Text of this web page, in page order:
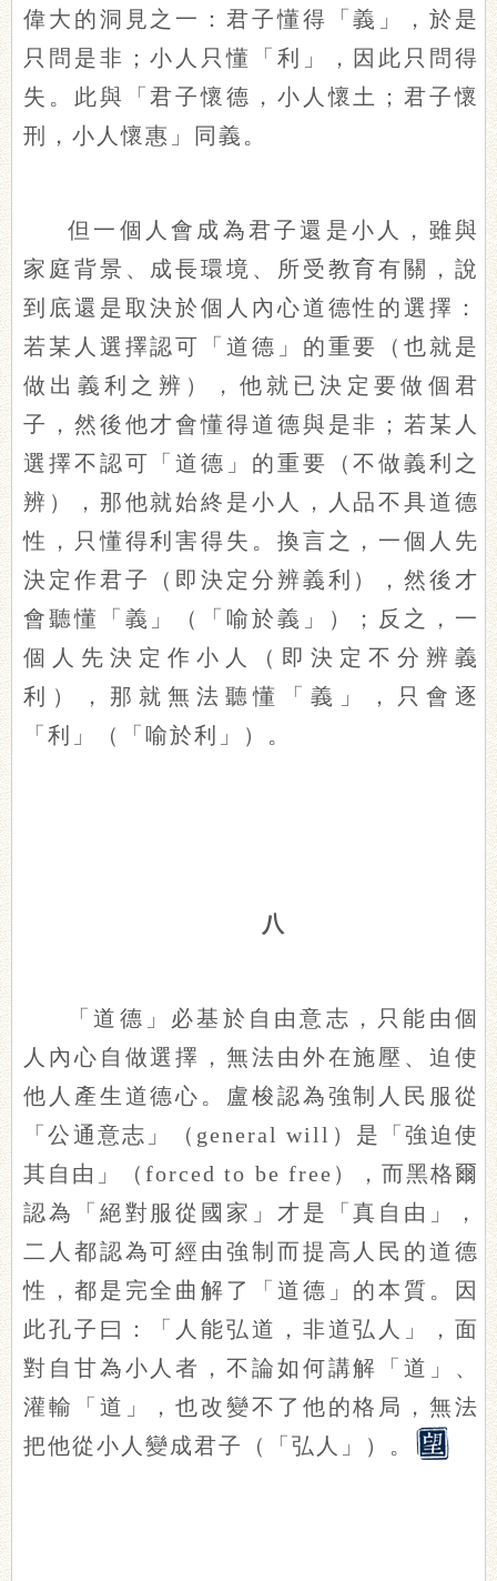
偉大的洞見之一：君子懂得「義」，於是
只問是非；小人只懂「利」，因此只問得
失。此與「君子懷德，小人懷土；君子懷
刑，小人懷惠」同義。
但一個人會成為君子還是小人，雖與
家庭背景、成長環境、所受教育有關，說
到底還是取決於個人內心道德性的選擇：
若某人選擇認可「道德」的重要（也就是
做出義利之辨），他就已決定要做個君
子，然後他才會懂得道德與是非；若某人
選擇不認可「道德」的重要（不做義利之
辨），那他就始終是小人，人品不具道德
性，只懂得利害得失。換言之，一個人先
決定作君子（即決定分辨義利），然後才
會聽懂「義」（「喻於義」）；反之，一
個人先決定作小人（即決定不分辨義
利），那就無法聽懂「義」，只會逐
「利」（「喻於利」）。
八
「道德」必基於自由意志，只能由個
人內心自做選擇，無法由外在施壓、迫使
他人產生道德心。盧梭認為強制人民服從
「公通意志」（general will）是「強迫使
其自由」（forced to be free），而黑格爾
認為「絕對服從國家」才是「真自由」，
二人都認為可經由強制而提高人民的道德
性，都是完全曲解了「道德」的本質。因
此孔子曰：「人能弘道，非道弘人」，面
對自甘為小人者，不論如何講解「道」、
灌輸「道」，也改變不了他的格局，無法
把他從小人變成君子（「弘人」）。